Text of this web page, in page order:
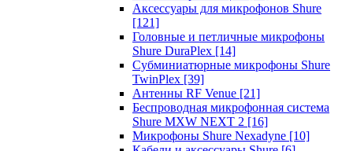
Аксессуары для микрофонов Shure
[121]
Головные и петличные микрофоны
Shure DuraPlex [14]
Субминиатюрные микрофоны Shure
TwinPlex [39]
Антенны RF Venue [21]
Беспроводная микрофонная система
Shure MXW NEXT 2 [16]
Микрофоны Shure Nexadyne [10]